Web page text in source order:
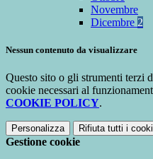
Novembre
Dicembre 2
Nessun contenuto da visualizzare
Questo sito o gli strumenti terzi
cookie necessari al
COOKIE POLICY.
Personalizza Rifiuta tutti i
Gestione cookie